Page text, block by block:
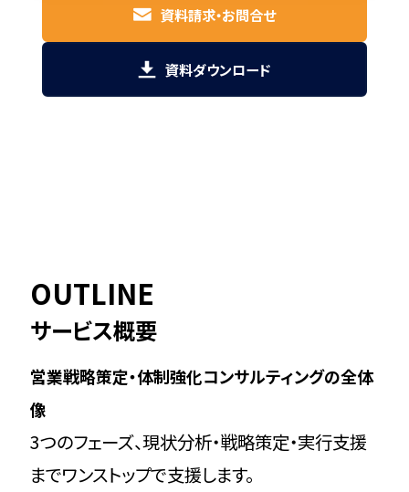
資料請求・お問合せ
資料ダウンロード
OUTLINE
サービス概要
営業戦略策定・体制強化コンサルティングの全体
像
3つのフェーズ、現状分析・戦略策定・実行支援
までワンストップで支援します。